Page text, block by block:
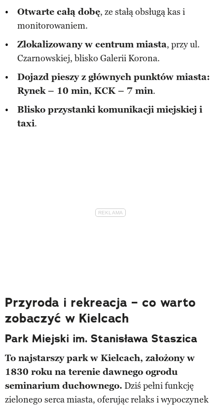
Otwarte całą dobę, ze stałą obsługą kas i
monitorowaniem.
Zlokalizowany w centrum miasta, przy ul.
Czarnowskiej, blisko Galerii Korona.
Dojazd pieszy z głównych punktów miasta:
Rynek – 10 min, KCK – 7 min.
Blisko przystanki komunikacji miejskiej i
taxi.
Przyroda i rekreacja – co warto
zobaczyć w Kielcach
Park Miejski im. Stanisława Staszica
To najstarszy park w Kielcach, założony w
1830 roku na terenie dawnego ogrodu
seminarium duchownego. Dziś pełni funkcję
zielonego serca miasta, oferując relaks i wypoczynek